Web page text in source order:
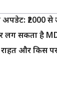
₹2000 से
लग सकता है
और किस